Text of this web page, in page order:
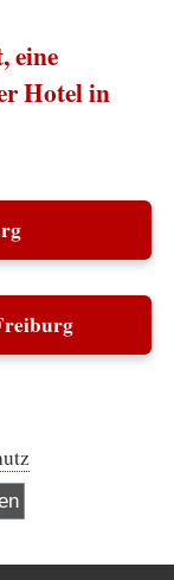
eine
Hotel in